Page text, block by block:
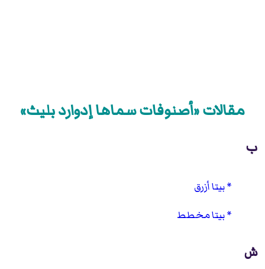
مقالات «أصنوفات سماها إدوارد بليث»
ب
بيتا أزرق
بيتا مخطط
ش